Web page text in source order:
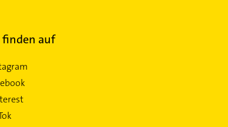
finden auf